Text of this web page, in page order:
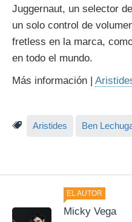
Juggernaut, un selector
un solo control de
fretless en la marca,
en todo el mundo.
Más información |
Aristides Ben
EL AUTOR
Micky Vega